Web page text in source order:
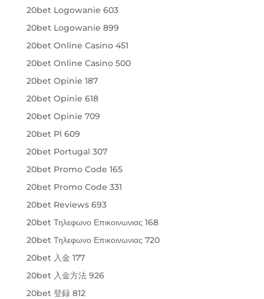
20bet Logowanie 603
20bet Logowanie 899
20bet Online Casino 451
20bet Online Casino 500
20bet Opinie 187
20bet Opinie 618
20bet Opinie 709
20bet Pl 609
20bet Portugal 307
20bet Promo Code 165
20bet Promo Code 331
20bet Reviews 693
20bet Τηλεφωνο Επικοινωνιας 168
20bet Τηλεφωνο Επικοινωνιας 720
20bet 入金 177
20bet 入金方法 926
20bet 登録 812